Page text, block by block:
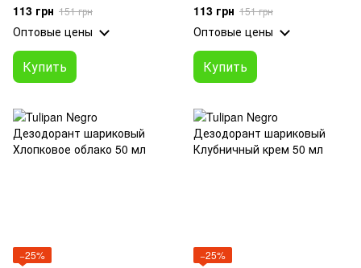
113 грн 151 грн
Оптовые цены
Купить
113 грн 151 грн
Оптовые цены
Купить
−25% −25%